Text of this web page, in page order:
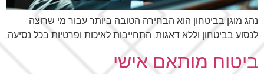
נהג מוגן בביטחון הוא הבחירה הטובה ביותר עבור מי שרוצה
לנסוע בביטחון וללא דאגות. התחייבות לאיכות ופרטיות בכל נסיעה.
ביטוח מותאם אישי